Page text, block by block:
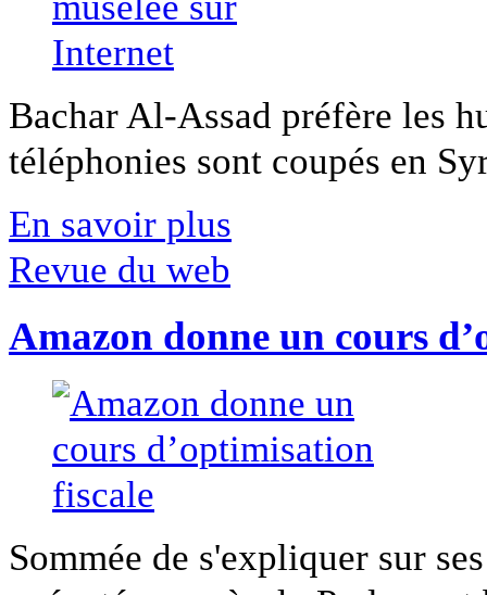
Bachar Al-Assad préfère les
téléphonies sont coupés en
En savoir plus
Revue du web
Amazon donne un cours
Sommée de s'expliquer sur